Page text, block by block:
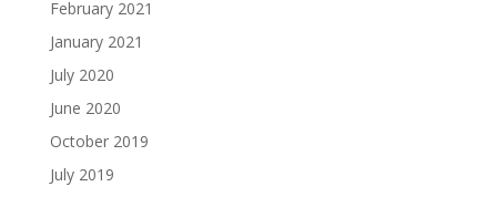
February 2021
January 2021
July 2020
June 2020
October 2019
July 2019